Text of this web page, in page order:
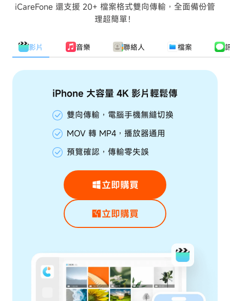
iCareFone 還支援 20+ 檔案格式雙向傳輸，全面備份管
理超簡單！
影片 音樂 聯絡人 檔案
iPhone 大容量 4K 影片輕鬆傳
雙向傳輸，電腦手機無縫切換
MOV 轉 MP4，播放器通用
預覽確認，傳輸零失誤
立即購買
立即購買